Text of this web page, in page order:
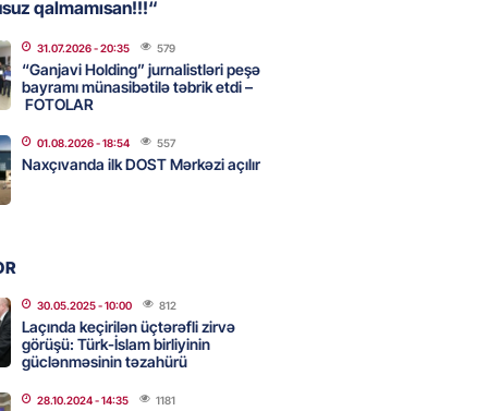
İran millisindən İMTİNA
ölkəni seçdilər
sabah 39 dərəcə isti
Biznes-dən mikro biznes
5%-dək endirim
qalmamısan!!!“
31.07.2026- 20:35 579
“Ganjavi Holding” jurnalistləri peşə
bayramı münasibətilə təbrik etdi –
FOTOLAR
01.08.2026- 18:54 557
Naxçıvanda ilk DOST Mərkəzi açılır
30.05.2025- 10:00 812
Laçında keçirilən üçtərəfli zirvə
görüşü: Türk-İslam birliyinin
güclənməsinin təzahürü
28.10.2024- 14:35 1181